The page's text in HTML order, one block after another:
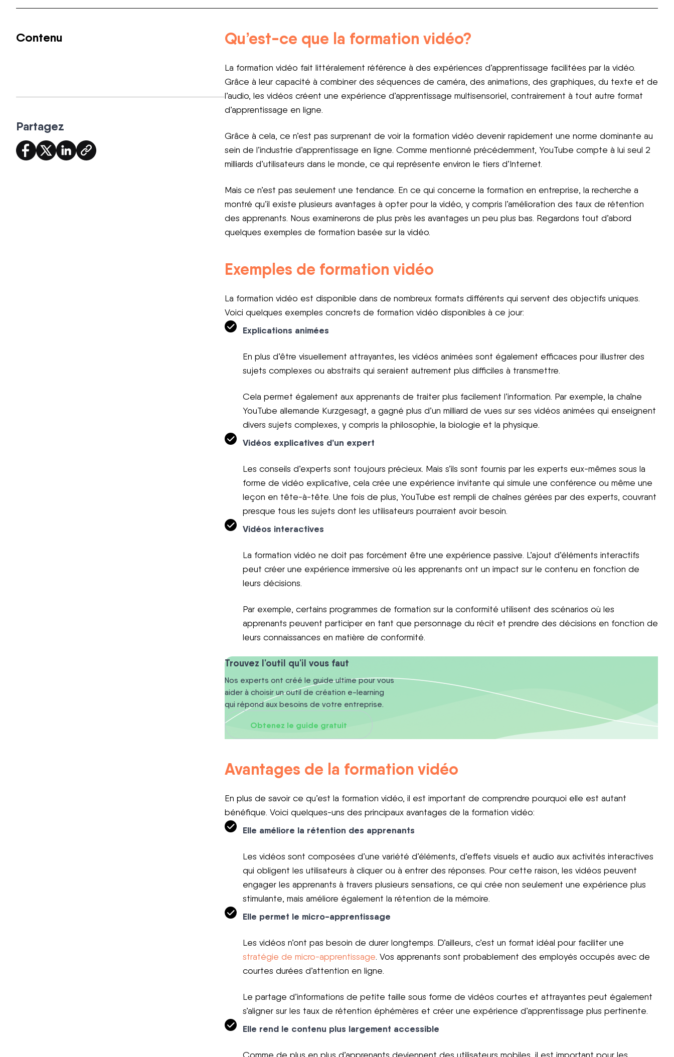
Contenu
Partagez
Qu’est-ce que la formation vidéo?
La formation vidéo fait littéralement référence à des expériences d’apprentissage facilitées par la vidéo.
Grâce à leur capacité à combiner des séquences de caméra, des animations, des graphiques, du texte et de
l’audio, les vidéos créent une expérience d’apprentissage multisensoriel, contrairement à tout autre format
d’apprentissage en ligne.
Grâce à cela, ce n’est pas surprenant de voir la formation vidéo devenir rapidement une norme dominante au
sein de l’industrie d’apprentissage en ligne. Comme mentionné précédemment, YouTube compte à lui seul 2
milliards d’utilisateurs dans le monde, ce qui représente environ le tiers d’Internet.
Mais ce n’est pas seulement une tendance. En ce qui concerne la formation en entreprise, la recherche a
montré qu’il existe plusieurs avantages à opter pour la vidéo, y compris l’amélioration des taux de rétention
des apprenants. Nous examinerons de plus près les avantages un peu plus bas. Regardons tout d’abord
quelques exemples de formation basée sur la vidéo.
Exemples de formation vidéo
La formation vidéo est disponible dans de nombreux formats différents qui servent des objectifs uniques.
Voici quelques exemples concrets de formation vidéo disponibles à ce jour:
Explications animées
En plus d’être visuellement attrayantes, les vidéos animées sont également efficaces pour illustrer des
sujets complexes ou abstraits qui seraient autrement plus difficiles à transmettre.
Cela permet également aux apprenants de traiter plus facilement l’information. Par exemple, la chaîne
YouTube allemande Kurzgesagt, a gagné plus d’un milliard de vues sur ses vidéos animées qui enseignent
divers sujets complexes, y compris la philosophie, la biologie et la physique.
Vidéos explicatives d’un expert
Les conseils d’experts sont toujours précieux. Mais s’ils sont fournis par les experts eux-mêmes sous la
forme de vidéo explicative, cela crée une expérience invitante qui simule une conférence ou même une
leçon en tête-à-tête. Une fois de plus, YouTube est rempli de chaînes gérées par des experts, couvrant
presque tous les sujets dont les utilisateurs pourraient avoir besoin.
Vidéos interactives
La formation vidéo ne doit pas forcément être une expérience passive. L’ajout d’éléments interactifs
peut créer une expérience immersive où les apprenants ont un impact sur le contenu en fonction de
leurs décisions.
Par exemple, certains programmes de formation sur la conformité utilisent des scénarios où les
apprenants peuvent participer en tant que personnage du récit et prendre des décisions en fonction de
leurs connaissances en matière de conformité.
Trouvez l'outil qu'il vous faut
Nos experts ont créé le guide ultime pour vous
aider à choisir un outil de création e-learning
qui répond aux besoins de votre entreprise.
Obtenez le guide gratuit
Avantages de la formation vidéo
En plus de savoir ce qu’est la formation vidéo, il est important de comprendre pourquoi elle est autant
bénéfique. Voici quelques-uns des principaux avantages de la formation vidéo:
Elle améliore la rétention des apprenants
Les vidéos sont composées d’une variété d’éléments, d’effets visuels et audio aux activités interactives
qui obligent les utilisateurs à cliquer ou à entrer des réponses. Pour cette raison, les vidéos peuvent
engager les apprenants à travers plusieurs sensations, ce qui crée non seulement une expérience plus
stimulante, mais améliore également la rétention de la mémoire.
Elle permet le micro-apprentissage
Les vidéos n’ont pas besoin de durer longtemps. D’ailleurs, c’est un format idéal pour faciliter une
stratégie de micro-apprentissage. Vos apprenants sont probablement des employés occupés avec de
courtes durées d’attention en ligne.
Le partage d’informations de petite taille sous forme de vidéos courtes et attrayantes peut également
s’aligner sur les taux de rétention éphémères et créer une expérience d’apprentissage plus pertinente.
Elle rend le contenu plus largement accessible
Comme de plus en plus d’apprenants deviennent des utilisateurs mobiles, il est important pour les